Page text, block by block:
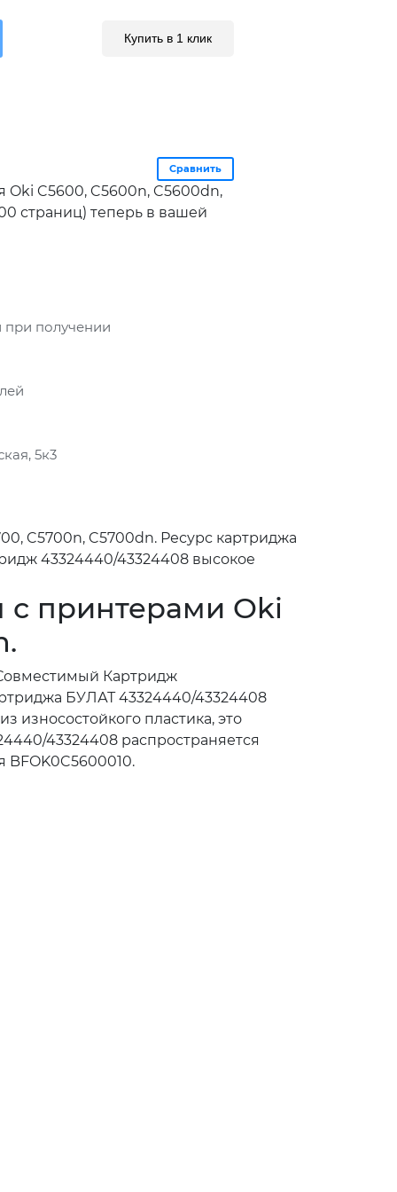
Купить в 1 клик
Сравнить
C5600, C5600n, C5600dn,
страниц) теперь в вашей
получении
5к3
C5700n, C5700dn. Ресурс картриджа
43324440/43324408 высокое
с принтерами Oki
Картридж
БУЛАТ 43324440/43324408
износостойкого пластика, это
43324408 распространяется
BFOK0C5600010.